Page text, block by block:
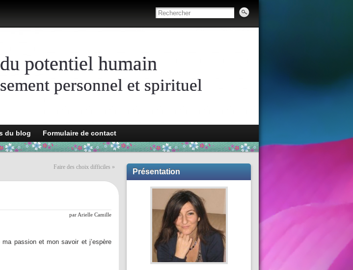
potentiel humain
personnel et spirituel
du blog Formulaire de contact
Faire des choix difficiles »
par Arielle Camille
passion et mon savoir et j’espère
Présentation